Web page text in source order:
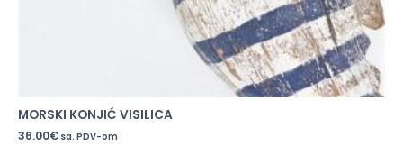
MORSKI KONJIĆ VISILICA
36.00€ sa. PDV-om